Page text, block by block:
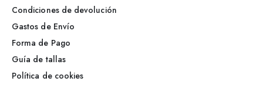
Condiciones de devolución
Gastos de Envío
Forma de Pago
Guía de tallas
Política de cookies